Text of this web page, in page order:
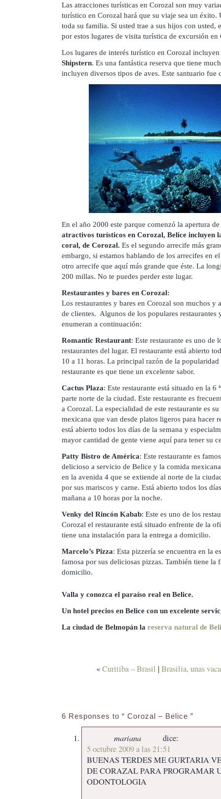
Las atracciones turísticas en Corozal son muy
turístico en Corozal hará que su viaje sea un éxito.
toda su familia. Si usted trae a sus hijos con usted,
por estos lugares de visita turística de excursión en
Los lugares de interés turístico en Corozal
Shipstern. Es una fantástica reserva que tiene
incluyen diversos tipos de aves. Este santuario fue
En el año 2000 este parque comenzó la apertura
atractivos turísticos en Corozal, Belice incluyen
coral, de Corozal. Es el segundo arrecife más
embargo, si estamos hablando de los arrecifes en
otro arrecife que aquí más grande que éste. La
200 millas. No te puedes perder este lugar.
Restaurantes y bares en Corozal:
Los restaurantes y bares en Corozal son muchos y
de clientes. Algunos de los populares restaurantes
enumeran a continuación:
Romantic Restaurant: Este restaurante es uno de
restaurantes del lugar. El restaurante está abierto
10 a 11 horas. La principal razón de la
restaurante es que tiene un excelente sabor.
Cactus Plaza: Este restaurante está situado en la 6
parte norte de la ciudad. Este restaurante es
a Corozal. La especialidad de este restaurante es
mexicana que van desde platos ligeros para hacer
está abierto todos los días de la semana y
mayor cantidad de gente viene aquí para tener su
Patty Bistro de América: Este restaurante es
delicioso a servicio de Belice y la comida
en la avenida 4 que se extiende al norte de la
por sus mariscos y carne. Está abierto todos los
mañana a 10 horas por la noche.
Venky del Rincón Kabab: Este es uno de los
Corozal el restaurante está situado enfrente de la
tiene una instalación para la entrega a domicilio.
Marcelo’s Pizza: Esta pizzería se encuentra en la
famosa por sus deliciosas pizzas. También tiene la
domicilio.
Valla y conozca el paraíso real en Belice.
Un hotel precios en Belice con un excelente
La ciudad de Belmopán la reserva natural de
«Curitiba – Brasil |Brasilia, unas
6 Responses to “ Corozal – Belice ”
mariana
dice:
5 octubre 2009 a las 21:51
BUENAS TERDES ME GURTARIA
DE CORAZAL PARA PROGRAMAR
ODONTOLOGIA